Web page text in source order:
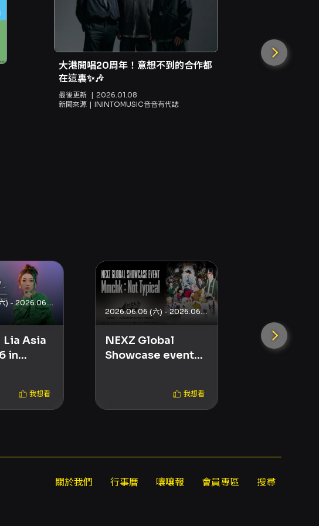
大港開唱20周年！意想不到的合作都
在這裏✨🎶
最後更新
2026.01.08
新聞來源
ININTOMUSIC音音有代誌
2026.06.06 (六) - 2026.06.06 (六)
Lia Asia
in
我想看
2026.06.06 (六) - 2026.06.06 (六)
NEXZ Global
Showcase event
我想看
《果實》粉
關於我們 行事曆 嚷嚷報 會員專區 搜尋